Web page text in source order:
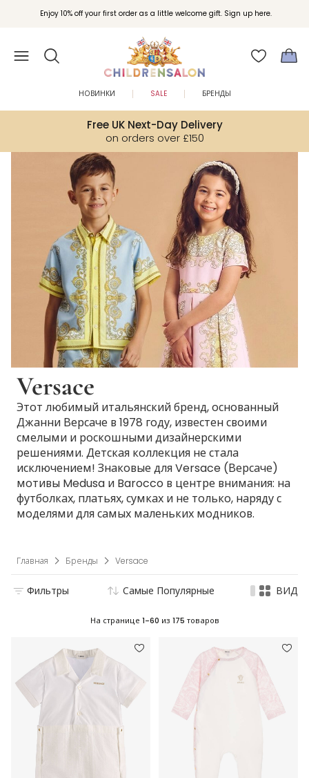
Enjoy 10% off your first order as a little welcome gift. Sign up here.
Вступайте в клуб Бонусы Childrensalon для эксклюзивных привилегий при
покупках.
Free UK Next-Day Delivery
on orders over £150
НОВИНКИ SALE БРЕНДЫ
Versace
Этот любимый итальянский бренд, основанный
Джанни Версаче в 1978 году, известен своими
смелыми и роскошными дизайнерскими
решениями. Детская коллекция не стала
исключением! Знаковые для Versace (Версаче)
мотивы Medusa и Barocco в центре внимания: на
футболках, платьях, сумках и не только, наряду с
моделями для самых маленьких модников.
Главная Бренды Versace
Фильтры Самые Популярные ВИД
На странице 1-60 из 175 товаров